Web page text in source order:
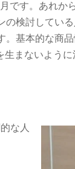
です。あれか
検討してい
基本的な商
まないよう
な人